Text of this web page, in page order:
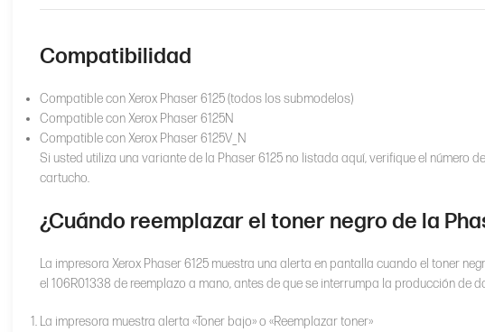
Compatibilidad
Compatible con Xerox Phaser 6125 (todos los submodelos)
Compatible con Xerox Phaser 6125N
Compatible con Xerox Phaser 6125V_N
Si usted utiliza una variante de la Phaser 6125 no listada aquí, verifique el número
cartucho.
¿Cuándo reemplazar el toner negro de la
La impresora Xerox Phaser 6125 muestra una alerta en pantalla cuando el toner
el 106R01338 de reemplazo a mano, antes de que se interrumpa la producción de
La impresora muestra alerta «Toner bajo» o «Reemplazar toner»